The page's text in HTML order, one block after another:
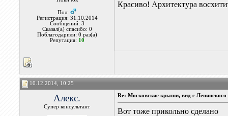
Пол:
Регистрация: 31.10.2014
Сообщений: 3
Сказал(а) спасибо: 0
Поблагодарили: 0 раз(а)
Репутация: 10
Красиво! Архитектура
10.12.2014, 10:25
Алекс.
Супер консультант
Re: Московские крыши, вид с Ленинского
Вот тоже прикольно сделано